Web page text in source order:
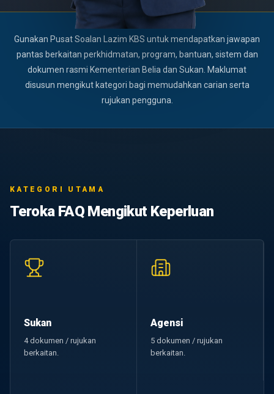
Gunakan Pusat Soalan Lazim KBS untuk mendapatkan jawapan
pantas berkaitan perkhidmatan, program, bantuan, sistem dan
dokumen rasmi Kementerian Belia dan Sukan. Maklumat
disusun mengikut kategori bagi memudahkan carian serta
rujukan pengguna.
KATEGORI UTAMA
Teroka FAQ Mengikut Keperluan
Sukan
4 dokumen / rujukan
berkaitan.
Agensi
5 dokumen / rujukan
berkaitan.